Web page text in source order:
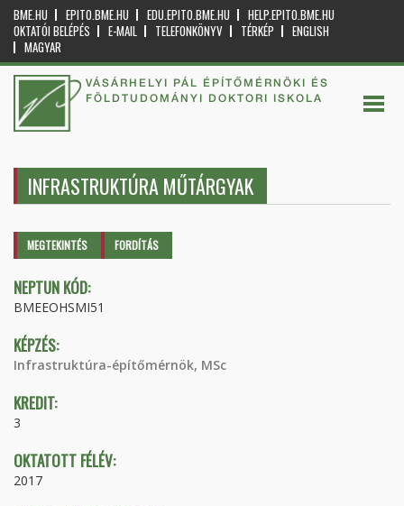
BME.HU EPITO.BME.HU EDU.EPITO.BME.HU
HELP.EPITO.BME.HU
OKTATÓI BELÉPÉS
E-MAIL TELEFONKÖNYV TÉRKÉP
ENGLISH
MAGYAR
VÁSÁRHELYI PÁL ÉPÍTŐMÉRNÖKI ÉS
FÖLDTUDOMÁNYI DOKTORI ISKOLA
INFRASTRUKTÚRA MŰTÁRGYAK
Elsődleges fülek
MEGTEKINTÉS (AKTÍVFORDÍTÁS
NEPTUN KÓD:
BMEEOHSMI51
KÉPZÉS:
Infrastruktúra-építőmérnök, MSc
KREDIT:
3
OKTATOTT FÉLÉV:
2017